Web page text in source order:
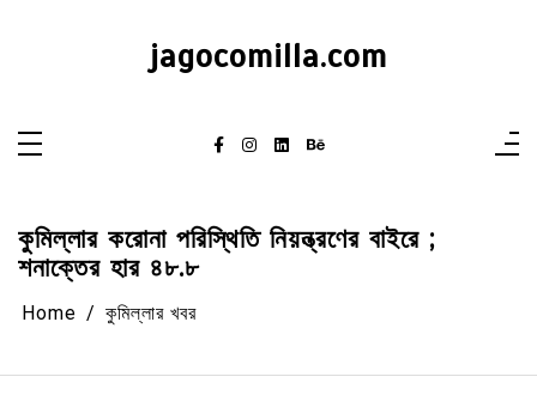
jagocomilla.com
কুমিল্লার করোনা পরিস্থিতি নিয়ন্ত্রণের বাইরে ;
শনাক্তের হার ৪৮.৮
Home কুমিল্লার খবর